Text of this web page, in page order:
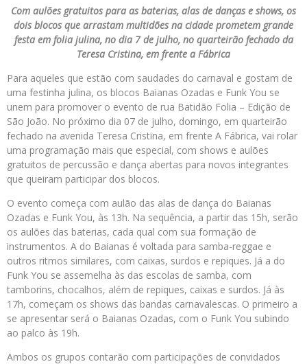
Com aulões gratuitos para as baterias, alas de danças e shows, os
dois blocos que arrastam multidões na cidade prometem grande
festa em folia julina, no dia 7 de julho, no quarteirão fechado da
Teresa Cristina, em frente a Fábrica
Para aqueles que estão com saudades do carnaval e gostam de
uma festinha julina, os blocos Baianas Ozadas e Funk You se
unem para promover o evento de rua Batidão Folia – Edição de
São João. No próximo dia 07 de julho, domingo, em quarteirão
fechado na avenida Teresa Cristina, em frente A Fábrica, vai rolar
uma programação mais que especial, com shows e aulões
gratuitos de percussão e dança abertas para novos integrantes
que queiram participar dos blocos.
O evento começa com aulão das alas de dança do Baianas
Ozadas e Funk You, às 13h. Na sequência, a partir das 15h, serão
os aulões das baterias, cada qual com sua formação de
instrumentos. A do Baianas é voltada para samba-reggae e
outros ritmos similares, com caixas, surdos e repiques. Já a do
Funk You se assemelha às das escolas de samba, com
tamborins, chocalhos, além de repiques, caixas e surdos. Já às
17h, começam os shows das bandas carnavalescas. O primeiro a
se apresentar será o Baianas Ozadas, com o Funk You subindo
ao palco às 19h.
Ambos os grupos contarão com participações de convidados